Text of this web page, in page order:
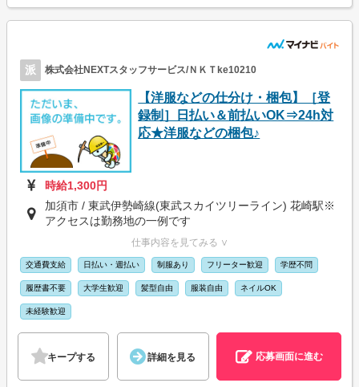
派 株式会社NEXTスタッフサービス/ＮＫＴke10210
【洋服などの仕分け・梱包】［登
録制］日払い＆前払いOK⇒24h対
応★洋服などの梱包♪
時給1,300円
加須市 / 東武伊勢崎線(東武スカイツリーライン) 花崎駅※
アクセスは勤務地の一例です
仕事内容を見てみる ∨
交通費支給 日払い・週払い 制服あり フリーター歓迎 学歴不問
履歴書不要 大学生歓迎 髪型自由 服装自由 ネイルOK
未経験歓迎
キープする 詳細を見る 応募画面に進む